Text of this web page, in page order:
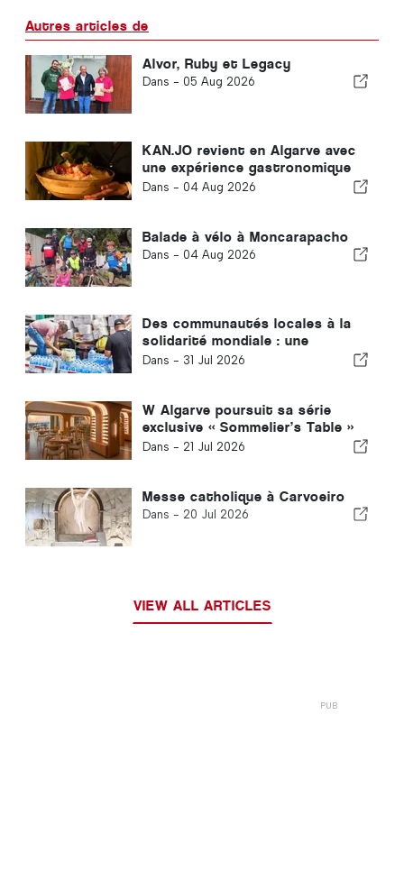
Autres articles de
Alvor, Ruby et Legacy
Dans - 05 Aug 2026
KAN.JO revient en Algarve avec
une expérience gastronomique
d'inspiration asiatique
Dans - 04 Aug 2026
Balade à vélo à Moncarapacho
Dans - 04 Aug 2026
Des communautés locales à la
solidarité mondiale : une
réponse collective après les
Dans - 31 Jul 2026
W Algarve poursuit sa série
exclusive « Sommelier’s Table »
avec Buçaco
Dans - 21 Jul 2026
Messe catholique à Carvoeiro
Dans - 20 Jul 2026
VIEW ALL ARTICLES